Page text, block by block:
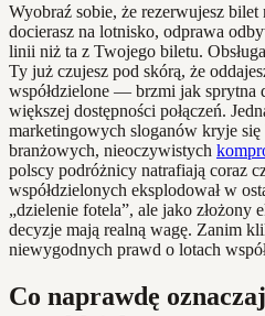
Wyobraź sobie, że rezerwujesz
docierasz na lotnisko, odprawa
linii niż ta z Twojego biletu.
Ty już czujesz pod skórą, że
współdzielone — brzmi jak sprytna
większej dostępności połączeń.
marketingowych sloganów kryje się
branżowych, nieoczywistych
polscy podróżnicy natrafiają coraz
współdzielonych eksplodował w
„dzielenie fotela”, ale jako złożony
decyzje mają realną wagę. Zanim
niewygodnych prawd o lotach
Co naprawdę